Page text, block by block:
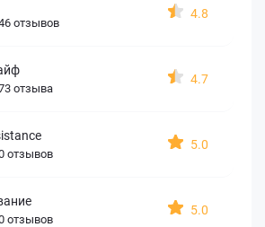
отзывов
4.8
отзыва
4.7
отзывов
5.0
отзывов
5.0